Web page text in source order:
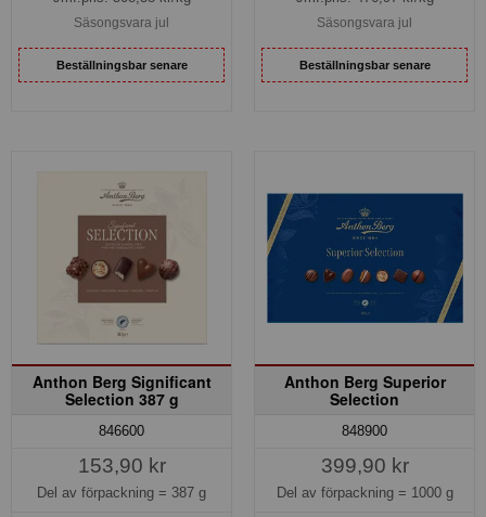
Säsongsvara jul
Beställningsbar senare
Säsongsvara jul
Beställningsbar senare
Anthon Berg Significant
Selection 387 g
846600
153,90 kr
Del av förpackning = 387 g
Anthon Berg Superior
Selection
848900
399,90 kr
Del av förpackning = 1000 g